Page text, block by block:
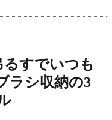
すでいつも
ラシ収納の3